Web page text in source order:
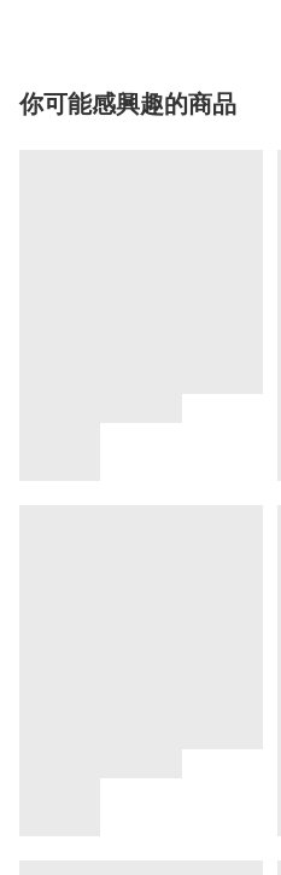
你可能感興趣的商品